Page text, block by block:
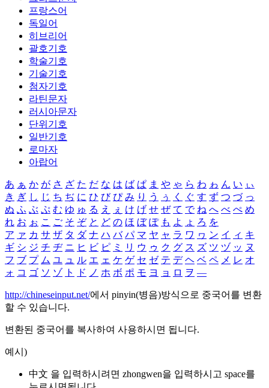
프랑스어
독일어
히브리어
괄호기호
학술기호
기술기호
첨자기호
라틴문자
러시아문자
단위기호
일반기호
로마자
아랍어
あ ぁ か が さ ざ た だ な は ば ぱ ま や ゃ ら わ ゎ ん い ぃ
き ぎ し じ ち ぢ に ひ び ぴ み り う ぅ く ぐ す ず つ づ っ
ぬ ふ ぶ ぷ む ゆ ゅ る え ぇ け げ せ ぜ て で ね へ べ ぺ め
れ お ぉ こ ご そ ぞ と ど の ほ ぼ ぽ も よ ょ ろ を
ア ァ カ サ ザ タ ダ ナ ハ バ パ マ ヤ ャ ラ ワ ヮ ン イ ィ キ
ギ シ ジ チ ヂ ニ ヒ ビ ピ ミ リ ウ ゥ ク グ ス ズ ツ ヅ ッ ヌ
フ ブ プ ム ユ ュ ル エ ェ ケ ゲ セ ゼ テ デ ヘ ベ ペ メ レ オ
ォ コ ゴ ソ ゾ ト ド ノ ホ ボ ポ モ ヨ ョ ロ ヲ ―
http://chineseinput.net/에서 pinyin(병음)방식으로 중국어를 변환
할 수 있습니다.
변환된 중국어를 복사하여 사용하시면 됩니다.
예시)
中文 을 입력하시려면 zhongwen을 입력하시고 space를